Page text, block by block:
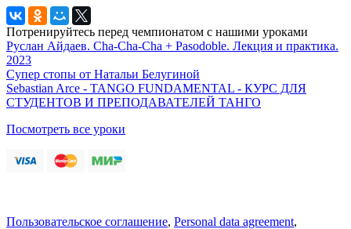
Потренируйтесь перед чемпионатом с нашими уроками
Руслан Айдаев. Cha-Cha-Cha + Pasodoble. Лекция и практика.
2023
Супер стопы от Натальи Белугиной
Sebastian Arce - TANGO FUNDAMENTAL - КУРС ДЛЯ
СТУДЕНТОВ И ПРЕПОДАВАТЕЛЕЙ ТАНГО
Посмотреть все уроки
Пользовательское соглашение, Personal data agreement,